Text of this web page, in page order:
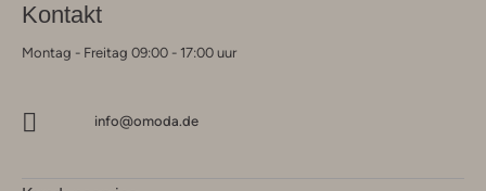
Kontakt
Montag - Freitag 09:00 - 17:00 uur
info@omoda.de